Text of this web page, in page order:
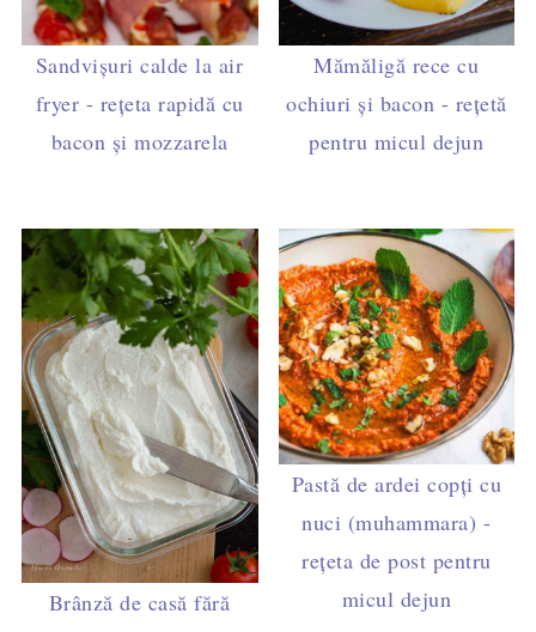
Sandvișuri calde la air
fryer - rețeta rapidă cu
bacon și mozzarela
Mămăligă rece cu
ochiuri și bacon - rețetă
pentru micul dejun
Brânză de casă fără
Pastă de ardei copți cu
nuci (muhammara) -
rețeta de post pentru
micul dejun